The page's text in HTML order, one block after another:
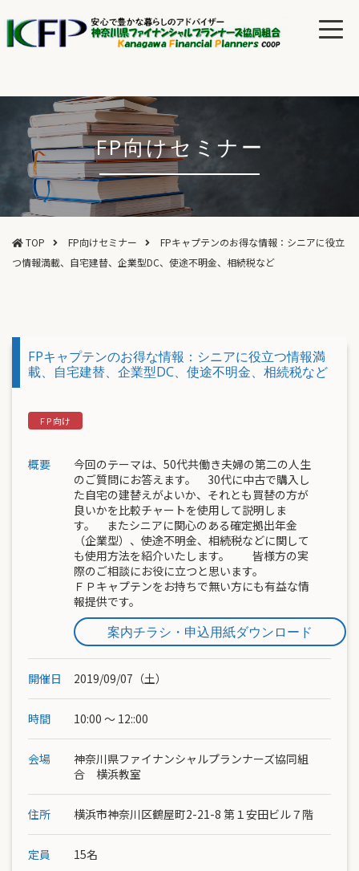
FP向けセミナー
TOP FP向けセミナー
FPキャプテンのお得な情報：シニアに役立
つ情報満載、自宅建替、企業型DC、使途不明金、相続税など
FPキャプテンのお得な情報：シニアに役立つ情報満
載、自宅建替、企業型DC、使途不明金、相続税など
概要
今回のテーマは、50代共働き夫婦の第二の人生
のご質問にお答えます。 30代に中古で購入し
た自宅の建替えがよいか、それとも買替の方が
良いかを比較チャートを使用して説明しま
す。 またシニアに関心のある確定拠出年金
（企業型）、使途不明金、相続税などに関して
も使用方法を紹介いたします。 皆様方の実
際のご相談にお役に立つと思います。
ＦＰキャプテンをお持ちで無い方にも有益な情
報提供です。
案内チラシ・申込用紙ダウンロード
開催日 2019/09/07（土）
時間 10:00 ～ 12::00
会場
神奈川県ファイナンシャルプランナーズ協同組
合 横浜教室
住所 横浜市神奈川区鶴屋町2-21-8 第１安田ビル７階
定員 15名